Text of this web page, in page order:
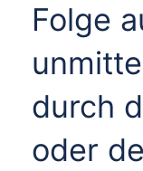
Folge
durch
oder